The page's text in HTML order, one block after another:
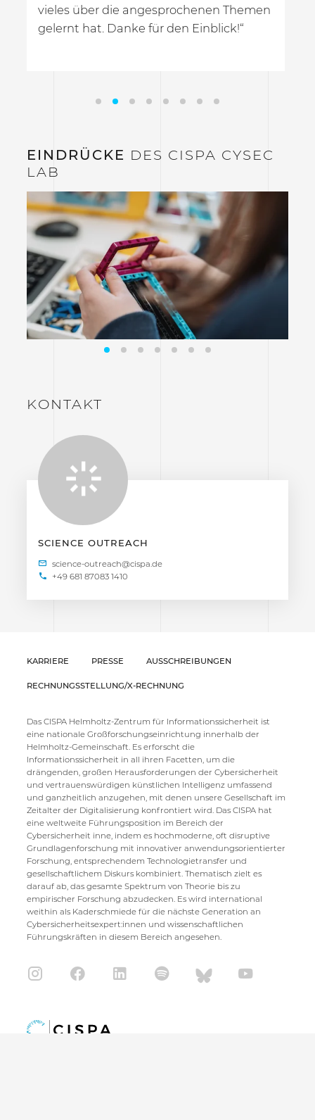
vieles über die angesprochenen Themen
gelernt hat. Danke für den Einblick!“
EINDRÜCKE DES CISPA CYSEC
LAB
KONTAKT
SCIENCE OUTREACH
+49 681 87083 1410
KARRIERE PRESSE AUSSCHREIBUNGEN
RECHNUNGSSTELLUNG/X-RECHNUNG
Das CISPA Helmholtz-Zentrum für Informationssicherheit ist
eine nationale Großforschungseinrichtung innerhalb der
Helmholtz-Gemeinschaft. Es erforscht die
Informationssicherheit in all ihren Facetten, um die
drängenden, großen Herausforderungen der Cybersicherheit
und vertrauenswürdigen künstlichen Intelligenz umfassend
und ganzheitlich anzugehen, mit denen unsere Gesellschaft im
Zeitalter der Digitalisierung konfrontiert wird. Das CISPA hat
eine weltweite Führungsposition im Bereich der
Cybersicherheit inne, indem es hochmoderne, oft disruptive
Grundlagenforschung mit innovativer anwendungsorientierter
Forschung, entsprechendem Technologietransfer und
gesellschaftlichem Diskurs kombiniert. Thematisch zielt es
darauf ab, das gesamte Spektrum von Theorie bis zu
empirischer Forschung abzudecken. Es wird international
weithin als Kaderschmiede für die nächste Generation an
Cybersicherheitsexpert:innen und wissenschaftlichen
Führungskräften in diesem Bereich angesehen.